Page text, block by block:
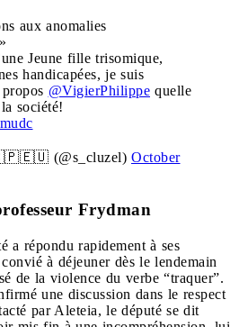
aux anomalies
Jeune fille trisomique,
handicapées, je suis
@VigierPhilippe quelle
société!
(@s_cluzel) October
Frydman
a répondu rapidement à ses
à déjeuner dès le lendemain
de la violence du verbe “traquer”.
une discussion dans le respect
par Aleteia, le député se dit